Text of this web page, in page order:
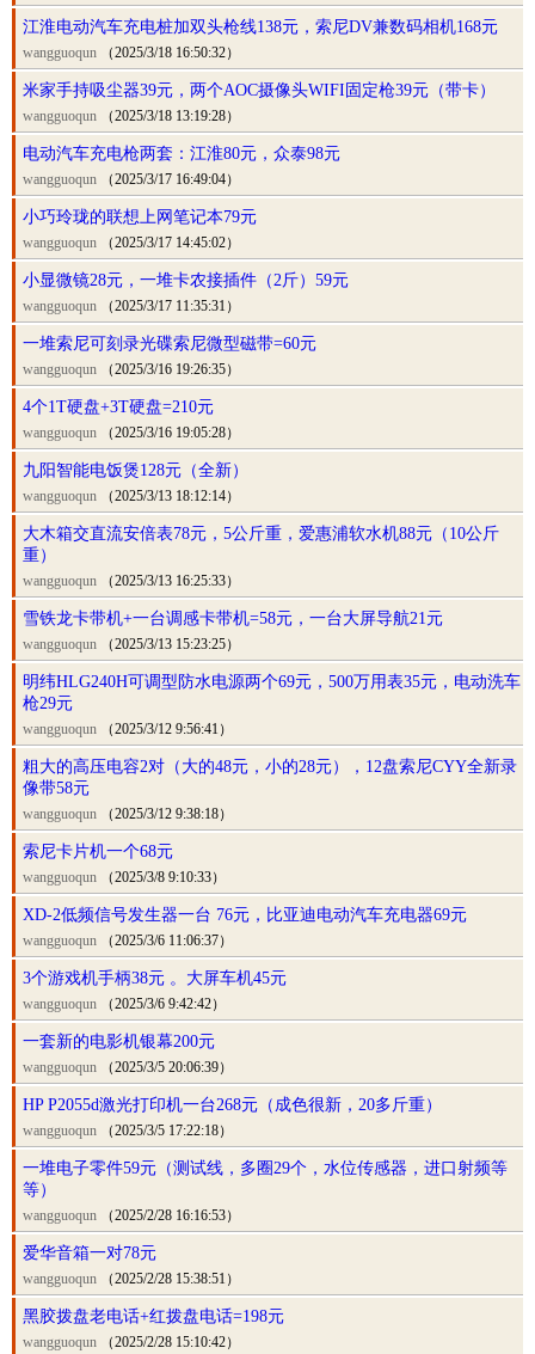
江淮电动汽车充电桩加双头枪线138元，索尼DV兼数码相机168元
wangguoqun （2025/3/18 16:50:32）
米家手持吸尘器39元，两个AOC摄像头WIFI固定枪39元（带卡）
wangguoqun （2025/3/18 13:19:28）
电动汽车充电枪两套：江淮80元，众泰98元
wangguoqun （2025/3/17 16:49:04）
小巧玲珑的联想上网笔记本79元
wangguoqun （2025/3/17 14:45:02）
小显微镜28元，一堆卡农接插件（2斤）59元
wangguoqun （2025/3/17 11:35:31）
一堆索尼可刻录光碟索尼微型磁带=60元
wangguoqun （2025/3/16 19:26:35）
4个1T硬盘+3T硬盘=210元
wangguoqun （2025/3/16 19:05:28）
九阳智能电饭煲128元（全新）
wangguoqun （2025/3/13 18:12:14）
大木箱交直流安倍表78元，5公斤重，爱惠浦软水机88元（10公斤
重）
wangguoqun （2025/3/13 16:25:33）
雪铁龙卡带机+一台调感卡带机=58元，一台大屏导航21元
wangguoqun （2025/3/13 15:23:25）
明纬HLG240H可调型防水电源两个69元，500万用表35元，电动洗车
枪29元
wangguoqun （2025/3/12 9:56:41）
粗大的高压电容2对（大的48元，小的28元），12盘索尼CYY全新录
像带58元
wangguoqun （2025/3/12 9:38:18）
索尼卡片机一个68元
wangguoqun （2025/3/8 9:10:33）
XD-2低频信号发生器一台 76元，比亚迪电动汽车充电器69元
wangguoqun （2025/3/6 11:06:37）
3个游戏机手柄38元 。大屏车机45元
wangguoqun （2025/3/6 9:42:42）
一套新的电影机银幕200元
wangguoqun （2025/3/5 20:06:39）
HP P2055d激光打印机一台268元（成色很新，20多斤重）
wangguoqun （2025/3/5 17:22:18）
一堆电子零件59元（测试线，多圈29个，水位传感器，进口射频等
等）
wangguoqun （2025/2/28 16:16:53）
爱华音箱一对78元
wangguoqun （2025/2/28 15:38:51）
黑胶拨盘老电话+红拨盘电话=198元
wangguoqun （2025/2/28 15:10:42）